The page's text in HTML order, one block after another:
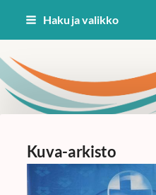
Siirry
Haku ja valikko
Kuva-arkisto